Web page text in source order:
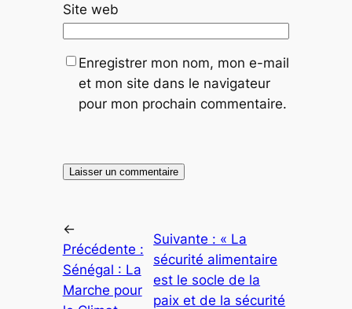
Site web
Enregistrer mon nom, mon e-mail
et mon site dans le navigateur
pour mon prochain commentaire.
←
Précédente :
Sénégal : La
Marche pour
Suivante : « La
sécurité alimentaire
est le socle de la
paix et de la sécurité